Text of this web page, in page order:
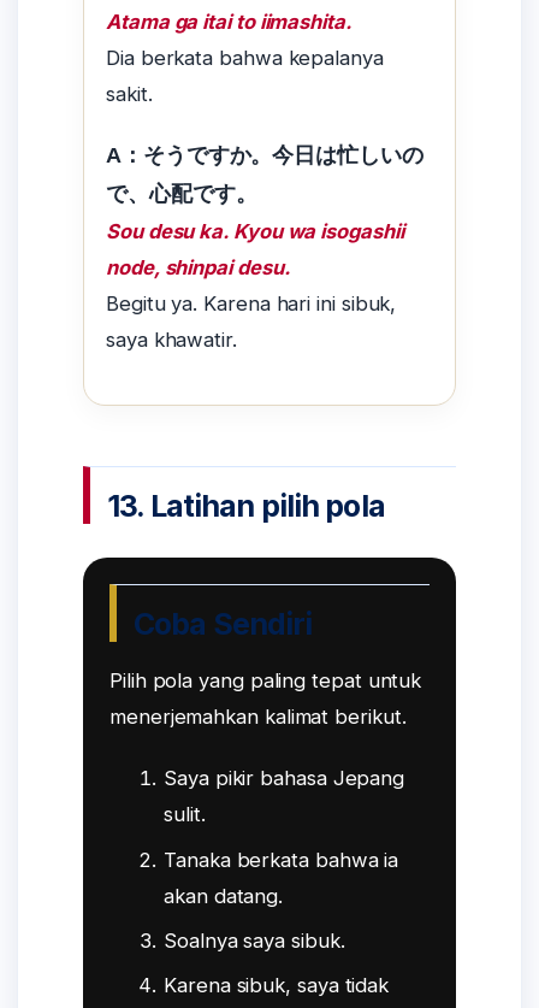
Atama ga itai to iimashita.
Dia berkata bahwa kepalanya
sakit.
A：そうですか。今日は忙しいの
で、心配です。
Sou desu ka. Kyou wa isogashii
node, shinpai desu.
Begitu ya. Karena hari ini sibuk,
saya khawatir.
13. Latihan pilih pola
Coba Sendiri
Pilih pola yang paling tepat untuk
menerjemahkan kalimat berikut.
Saya pikir bahasa Jepang
sulit.
Tanaka berkata bahwa ia
akan datang.
Soalnya saya sibuk.
Karena sibuk, saya tidak